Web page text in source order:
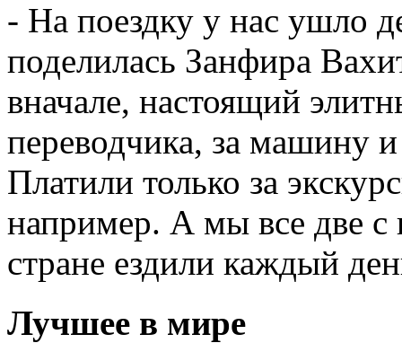
- На поездку у нас ушло
поделилась Занфира
вначале, настоящий
переводчика, за машину
Платили только за
например. А мы все две
стране ездили каждый
Лучшее в мире